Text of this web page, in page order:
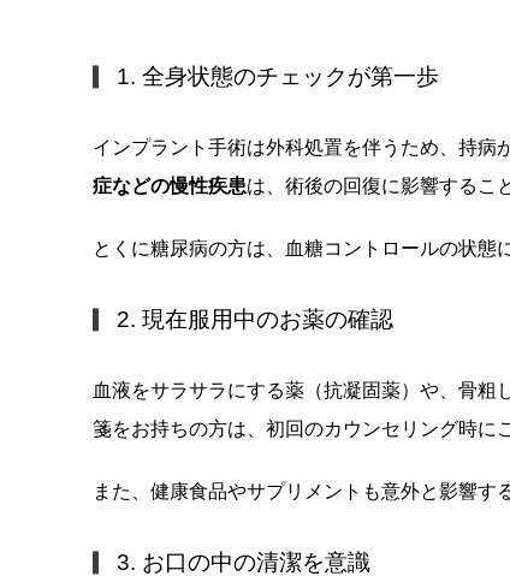
1. 全身状態のチェックが第一歩
インプラント手術は外科処置を伴うため、持病
症などの慢性疾患は、術後の回復に影響するこ
とくに糖尿病の方は、血糖コントロールの状態
2. 現在服用中のお薬の確認
血液をサラサラにする薬（抗凝固薬）や、骨
箋をお持ちの方は、初回のカウンセリング時に
また、健康食品やサプリメントも意外と影響す
3. お口の中の清潔を意識